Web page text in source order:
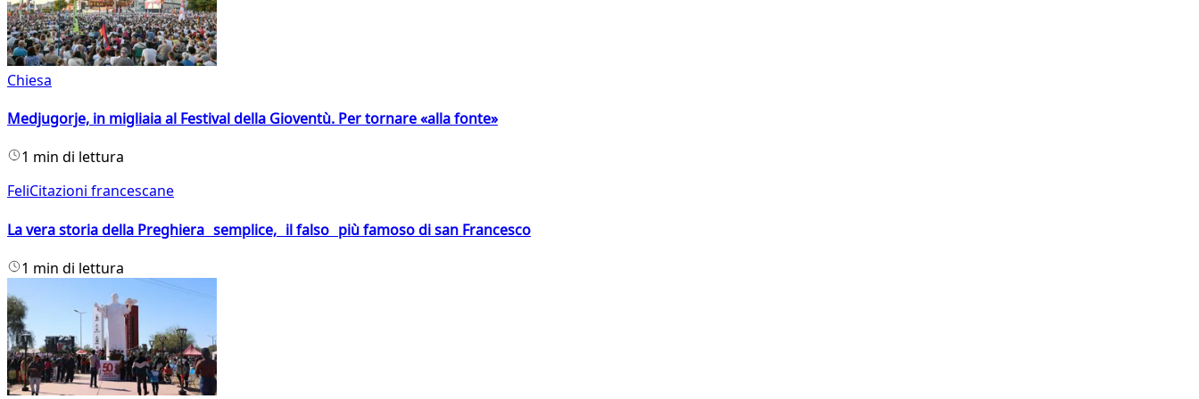
Chiesa
Medjugorje, in migliaia al Festival della Gioventù. Per tornare «alla fonte»
1 min di lettura
FeliCitazioni francescane
La vera storia della Preghiera semplice, il falso più famoso di san Francesco
1 min di lettura